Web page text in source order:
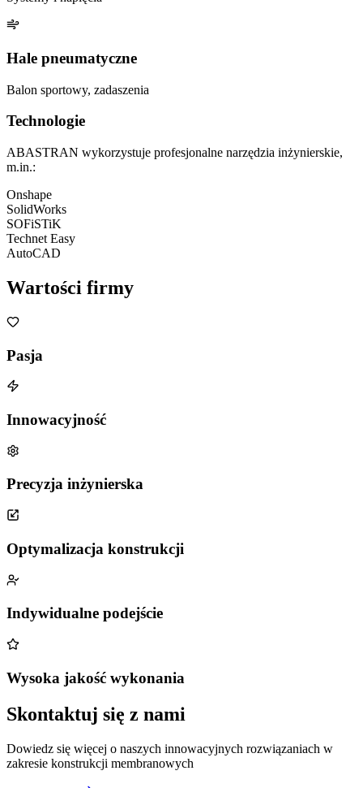
Hale pneumatyczne
Balon sportowy, zadaszenia
Technologie
ABASTRAN wykorzystuje profesjonalne narzędzia inżynierskie,
m.in.:
Onshape
SolidWorks
SOFiSTiK
Technet Easy
AutoCAD
Wartości firmy
Pasja
Innowacyjność
Precyzja inżynierska
Optymalizacja konstrukcji
Indywidualne podejście
Wysoka jakość wykonania
Skontaktuj się z nami
Dowiedz się więcej o naszych innowacyjnych rozwiązaniach w
zakresie konstrukcji membranowych